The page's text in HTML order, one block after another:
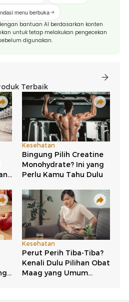
menu berbuka
bantuan AI berdasarkan konten
untuk tetap melakukan pengecekan
digunakan.